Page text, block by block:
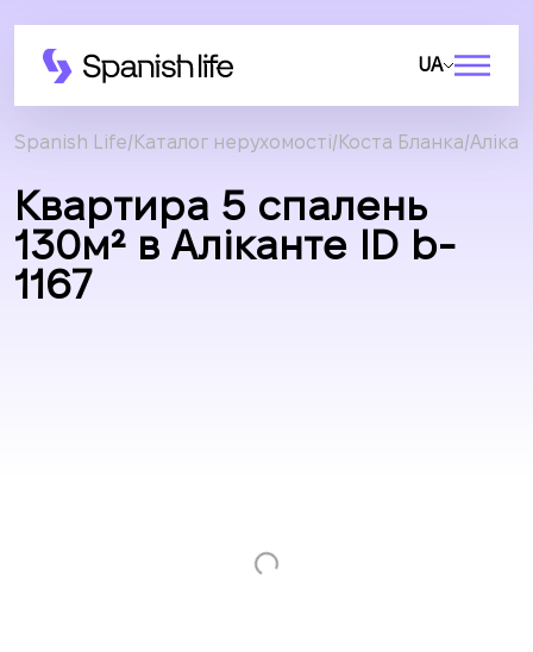
UA
Spanish Life Каталог нерухомості Коста Бланка
Квартира 5 спалень
130м² в Аліканте ID b-
1167